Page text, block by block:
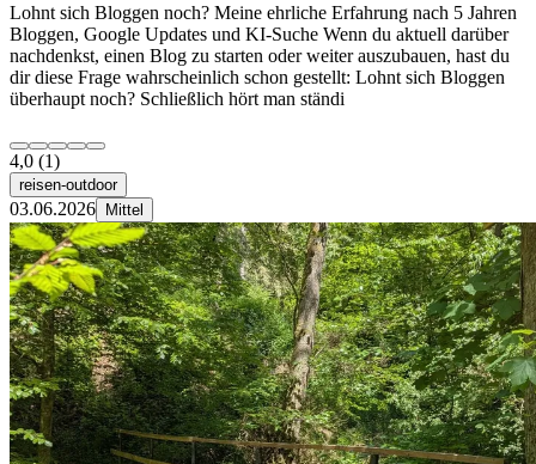
Lohnt sich Bloggen noch? Meine ehrliche Erfahrung nach 5 Jahren
Bloggen, Google Updates und KI-Suche Wenn du aktuell darüber
nachdenkst, einen Blog zu starten oder weiter auszubauen, hast du
dir diese Frage wahrscheinlich schon gestellt: Lohnt sich Bloggen
überhaupt noch? Schließlich hört man ständi
4,0 (1)
reisen-outdoor
03.06.2026 Mittel